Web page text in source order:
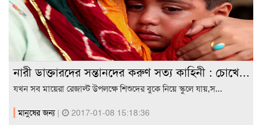
নারী ডাক্তারদের সন্তানদের করুণ সত্য কাহিনী : চোখে...
যখন সব মায়েরা রেজাল্ট উপলক্ষে শিশুদের বুকে নিয়ে স্কুলে যায়,স...
মানুষের জন্য | 2017-01-08 15:18:36